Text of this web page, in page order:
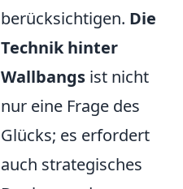
berücksichtigen. Die
Technik hinter
Wallbangs ist nicht
nur eine Frage des
Glücks; es erfordert
auch strategisches